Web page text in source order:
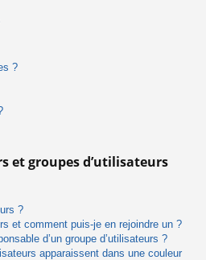
?
et groupes d’utilisateurs
?
et comment puis-je en rejoindre un ?
d’un groupe d’utilisateurs ?
apparaissent dans une couleur